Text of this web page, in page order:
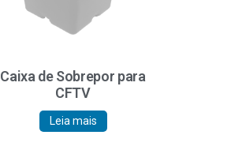
Caixa de Sobrepor para
CFTV
Leia mais